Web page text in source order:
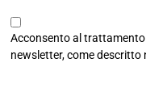
Acconsento al trattamento
newsletter, come descritto